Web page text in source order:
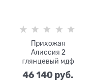
Прихожая
Алиссия 2
глянцевый мдф
46 140 руб.